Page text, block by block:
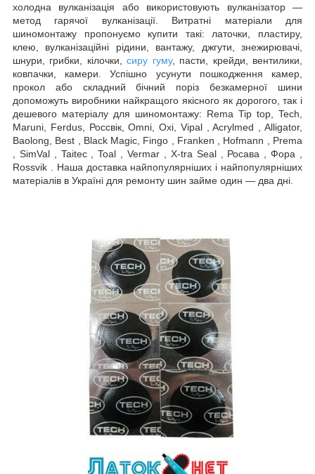
холодна вулканізація або використовують вулканізатор —
метод гарячої вулканізації. Витратні матеріали для
шиномонтажу пропонуємо купити такі: латочки, пластиру,
клею, вулканізаційні рідини, вантажу, джгути, знежирювачі,
шнури, грибки, кілочки,сиру гуму, пасти, крейди, вентилики,
ковпачки, камери. Успішно усунути пошкодження камер,
прокол або складний бічний поріз безкамерної шини
допоможуть виробники найкращого якісного як дорогого, так і
дешевого матеріалу для шиномонтажу: Rema Tip top, Tech,
Maruni, Ferdus, Россвік, Omni, Oxi, Vipal , Acrylmed , Alligator,
Baolong, Best , Black Magic, Fingo , Franken , Hofmann , Prema
, SimVal , Taitec , Toal , Vermar , X-tra Seal , Росава , Фора ,
Rossvik . Наша доставка найпопулярніших і найпопулярніших
матеріалів в Україні для ремонту шин займе один — два дні.